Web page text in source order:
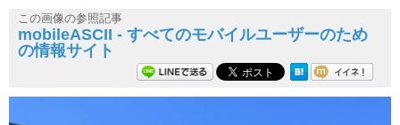
この画像の参照記事
mobileASCII - すべてのモバイルユーザーのため
の情報サイト